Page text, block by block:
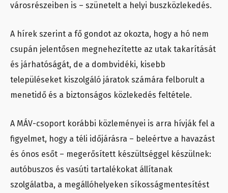
városrészeiben is – szünetelt a helyi buszközlekedés.
A hírek szerint a fő gondot az okozta, hogy a hó nem
csupán jelentősen megnehezítette az utak takarítását
és járhatóságát, de a dombvidéki, kisebb
településeket kiszolgáló járatok számára felborult a
menetidő és a biztonságos közlekedés feltétele.
A MÁV-csoport korábbi közleményei is arra hívják fel a
figyelmet, hogy a téli időjárásra – beleértve a havazást
és ónos esőt – megerősített készültséggel készülnek:
autóbuszos és vasúti tartalékokat állítanak
szolgálatba, a megállóhelyeken síkosságmentesítést